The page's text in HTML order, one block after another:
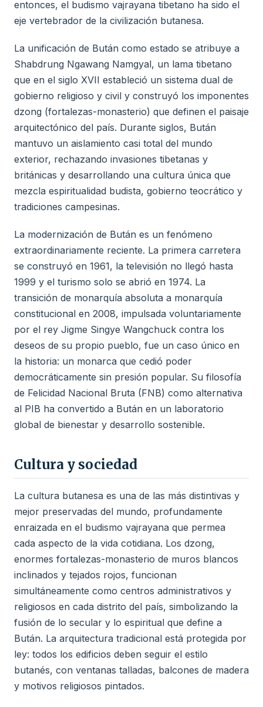
entonces, el budismo vajrayana tibetano ha sido el
eje vertebrador de la civilización butanesa.
La unificación de Bután como estado se atribuye a
Shabdrung Ngawang Namgyal, un lama tibetano
que en el siglo XVII estableció un sistema dual de
gobierno religioso y civil y construyó los imponentes
dzong (fortalezas-monasterio) que definen el paisaje
arquitectónico del país. Durante siglos, Bután
mantuvo un aislamiento casi total del mundo
exterior, rechazando invasiones tibetanas y
británicas y desarrollando una cultura única que
mezcla espiritualidad budista, gobierno teocrático y
tradiciones campesinas.
La modernización de Bután es un fenómeno
extraordinariamente reciente. La primera carretera
se construyó en 1961, la televisión no llegó hasta
1999 y el turismo solo se abrió en 1974. La
transición de monarquía absoluta a monarquía
constitucional en 2008, impulsada voluntariamente
por el rey Jigme Singye Wangchuck contra los
deseos de su propio pueblo, fue un caso único en
la historia: un monarca que cedió poder
democráticamente sin presión popular. Su filosofía
de Felicidad Nacional Bruta (FNB) como alternativa
al PIB ha convertido a Bután en un laboratorio
global de bienestar y desarrollo sostenible.
Cultura y sociedad
La cultura butanesa es una de las más distintivas y
mejor preservadas del mundo, profundamente
enraizada en el budismo vajrayana que permea
cada aspecto de la vida cotidiana. Los dzong,
enormes fortalezas-monasterio de muros blancos
inclinados y tejados rojos, funcionan
simultáneamente como centros administrativos y
religiosos en cada distrito del país, simbolizando la
fusión de lo secular y lo espiritual que define a
Bután. La arquitectura tradicional está protegida por
ley: todos los edificios deben seguir el estilo
butanés, con ventanas talladas, balcones de madera
y motivos religiosos pintados.